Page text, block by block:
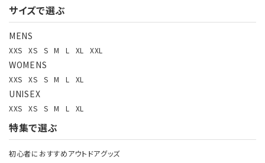
サイズで選ぶ
MENS
XXS XS S M L XL XXL
WOMENS
XXS XS S M L XL
UNISEX
XXS XS S M L XL
特集で選ぶ
初心者におすすめアウトドアグッズ